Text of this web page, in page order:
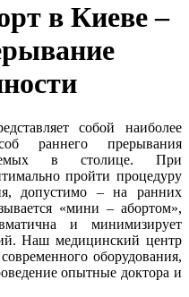
в Киеве –
собой наиболее
раннего прерывания
в столице. При
пройти процедуру
допустимо – на ранних
«мини – абортом»,
и минимизирует
Наш медицинский центр
оборудования,
опытные доктора и